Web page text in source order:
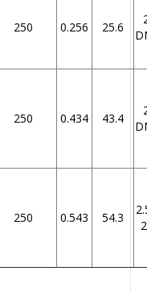
250 0.256 25.6
250
0.434 43.4
250
0.543 54.3